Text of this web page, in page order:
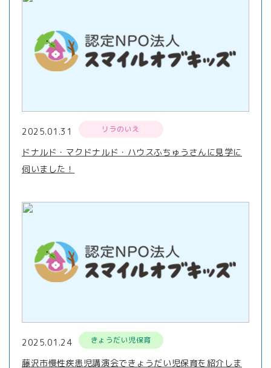
2025.01.31 リラのいえ
ドナルド・マクドナルド・ハウスふちゅうさんに見学に
伺いました！
2025.01.24 きょうだい児保育
藤沢市慢性疾患児講演会できょうだい児保育を紹介しま